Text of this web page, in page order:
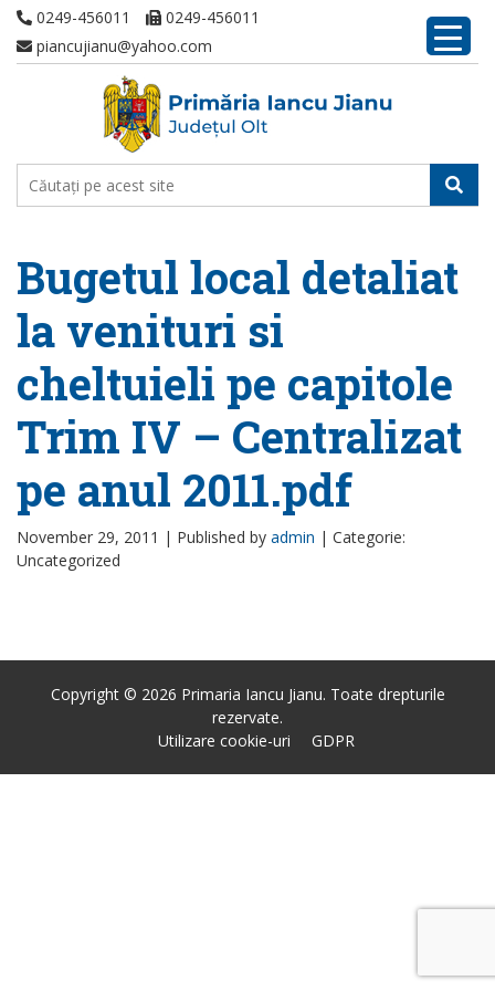
0249-456011
0249-456011
piancujianu@yahoo.com
Bugetul local detaliat
la venituri si
cheltuieli pe capitole
Trim IV – Centralizat
pe anul 2011.pdf
November 29, 2011 | Published by admin | Categorie:
Uncategorized
Copyright © 2026 Primaria Iancu Jianu. Toate drepturile
rezervate.
Utilizare cookie-uri
GDPR